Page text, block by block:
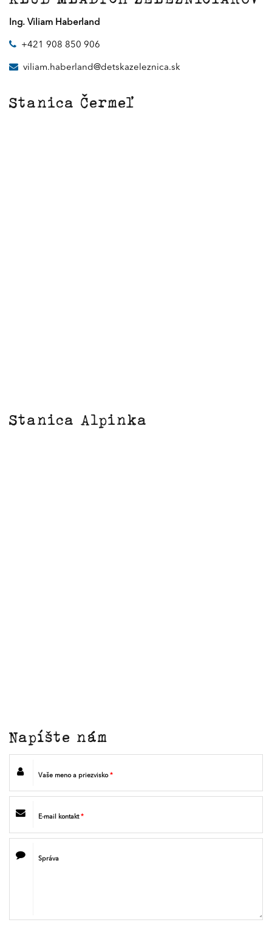
Ing. Viliam Haberland
+421 908 850 906
viliam.haberland@detskazeleznica.sk
Stanica Čermeľ
Stanica Alpinka
Napíšte nám
Vaše meno a priezvisko*
E-mail kontakt *
Správa